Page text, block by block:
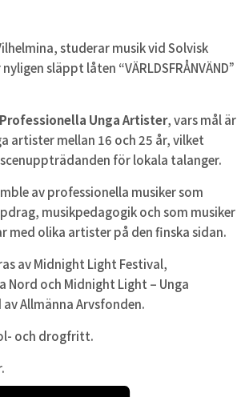
studerar musik vid Solvisk
släppt låten “VÄRLDSFRÅNVÄND”
Professionella Unga Artister, vars mål är
artister mellan 16 och 25 år, vilket
för lokala talanger.
av professionella musiker som
musikpedagogik och som musiker
med olika artister på den finska sidan.
av Midnight Light Festival,
och Midnight Light – Unga
Allmänna Arvsfonden.
och drogfritt.